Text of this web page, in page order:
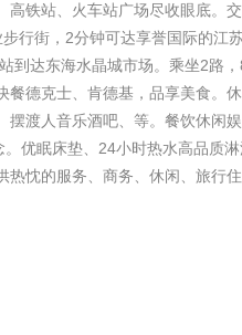
高铁站、火车站广场尽收眼底。
行街，2分钟可达享誉国际的江
到达东海水晶城市场。乘坐2路
餐德克士、肯德基，品享美食。
摆渡人音乐酒吧、等。餐饮休闲
优眠床垫、24小时热水高品质
热忱的服务、商务、休闲、旅行